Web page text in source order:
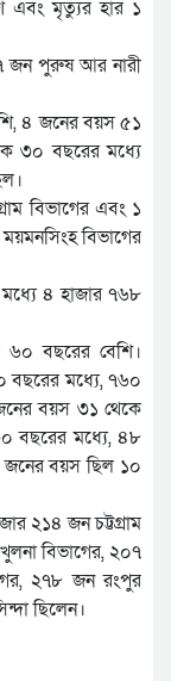
এবং মৃত্যুর হার ১
জন পুরুষ আর নারী
৪ জনের বয়স ৫১
৩০ বছরের মধ্যে
বিভাগের এবং ১
বিভাগের
৪ হাজার ৭৬৮
বছরের বেশি।
বছরের মধ্যে, ৭৬০
বয়স ৩১ থেকে
বছরের মধ্যে, ৪৮
বয়স ছিল ১০
২১৪ জন চট্টগ্রাম
বিভাগের, ২০৭
২৭৮ জন রংপুর
ছিলেন।